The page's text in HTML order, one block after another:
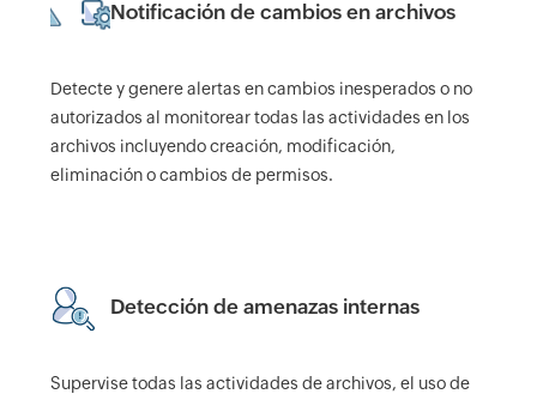
Notificación de cambios en archivos
Detecte y genere alertas en cambios inesperados o no
autorizados al monitorear todas las actividades en los
archivos incluyendo creación, modificación,
eliminación o cambios de permisos.
Detección de amenazas internas
Supervise todas las actividades de archivos, el uso de